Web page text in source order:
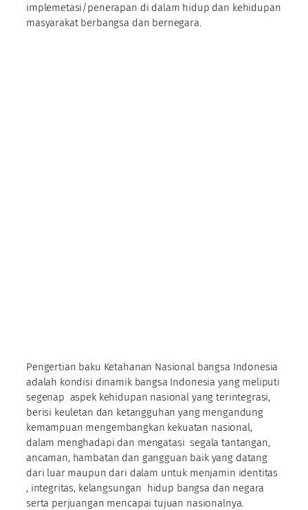
implemetasi/penerapan di dalam hidup dan kehidupan
masyarakat berbangsa dan bernegara.
Pengertian baku Ketahanan Nasional bangsa Indonesia
adalah kondisi dinamik bangsa Indonesia yang meliputi
segenap aspek kehidupan nasional yang terintegrasi,
berisi keuletan dan ketangguhan yang mengandung
kemampuan mengembangkan kekuatan nasional,
dalam menghadapi dan mengatasi segala tantangan,
ancaman, hambatan dan gangguan baik yang datang
dari luar maupun dari dalam untuk menjamin identitas
, integritas, kelangsungan hidup bangsa dan negara
serta perjuangan mencapai tujuan nasionalnya.